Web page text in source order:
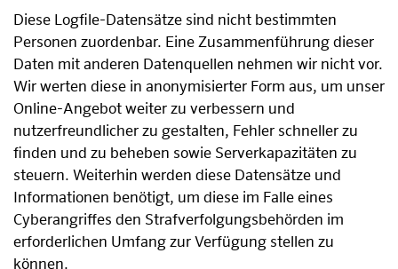
Diese Logfile-Datensätze sind nicht bestimmten
Personen zuordenbar. Eine Zusammenführung dieser
Daten mit anderen Datenquellen nehmen wir nicht vor.
Wir werten diese in anonymisierter Form aus, um unser
Online-Angebot weiter zu verbessern und
nutzerfreundlicher zu gestalten, Fehler schneller zu
finden und zu beheben sowie Serverkapazitäten zu
steuern. Weiterhin werden diese Datensätze und
Informationen benötigt, um diese im Falle eines
Cyberangriffes den Strafverfolgungsbehörden im
erforderlichen Umfang zur Verfügung stellen zu
können.